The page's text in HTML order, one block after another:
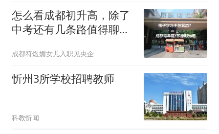
怎么看成都初升高，除了
中考还有几条路值得聊
成都符煜媚女儿入职见央企
忻州3所学校招聘教师
科教忻闻